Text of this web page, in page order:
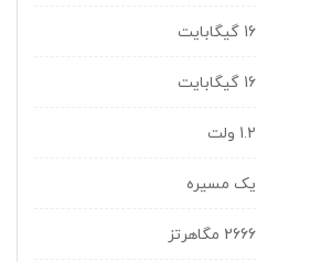
16 گیگابایت
16 گیگابایت
1.2 ولت
یک مسیره
2666 مگاهرتز